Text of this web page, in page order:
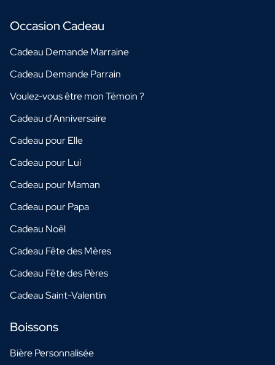
Occasion Cadeau
Cadeau Demande Marraine
Cadeau Demande Parrain
Voulez-vous être mon Témoin ?
Cadeau d'Anniversaire
Cadeau pour Elle
Cadeau pour Lui
Cadeau pour Maman
Cadeau pour Papa
Cadeau Noël
Cadeau Fête des Mères
Cadeau Fête des Pères
Cadeau Saint-Valentin
Boissons
Bière Personnalisée